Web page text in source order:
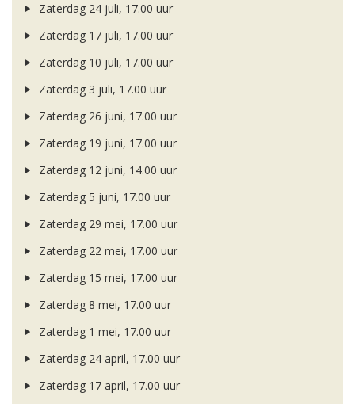
Zaterdag 24 juli, 17.00 uur
Zaterdag 17 juli, 17.00 uur
Zaterdag 10 juli, 17.00 uur
Zaterdag 3 juli, 17.00 uur
Zaterdag 26 juni, 17.00 uur
Zaterdag 19 juni, 17.00 uur
Zaterdag 12 juni, 14.00 uur
Zaterdag 5 juni, 17.00 uur
Zaterdag 29 mei, 17.00 uur
Zaterdag 22 mei, 17.00 uur
Zaterdag 15 mei, 17.00 uur
Zaterdag 8 mei, 17.00 uur
Zaterdag 1 mei, 17.00 uur
Zaterdag 24 april, 17.00 uur
Zaterdag 17 april, 17.00 uur